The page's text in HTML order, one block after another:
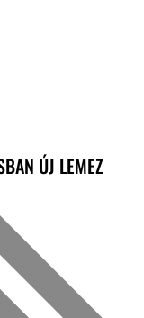
ÚJ LEMEZ